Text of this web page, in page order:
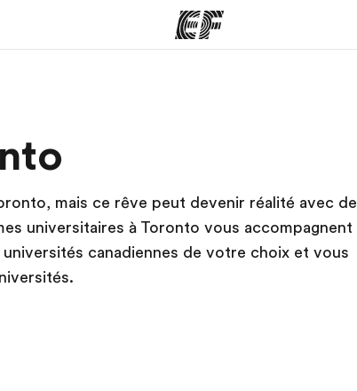
mais ce rêve peut devenir réalité avec de
universitaires à Toronto vous accompagnent
canadiennes de votre choix et vous